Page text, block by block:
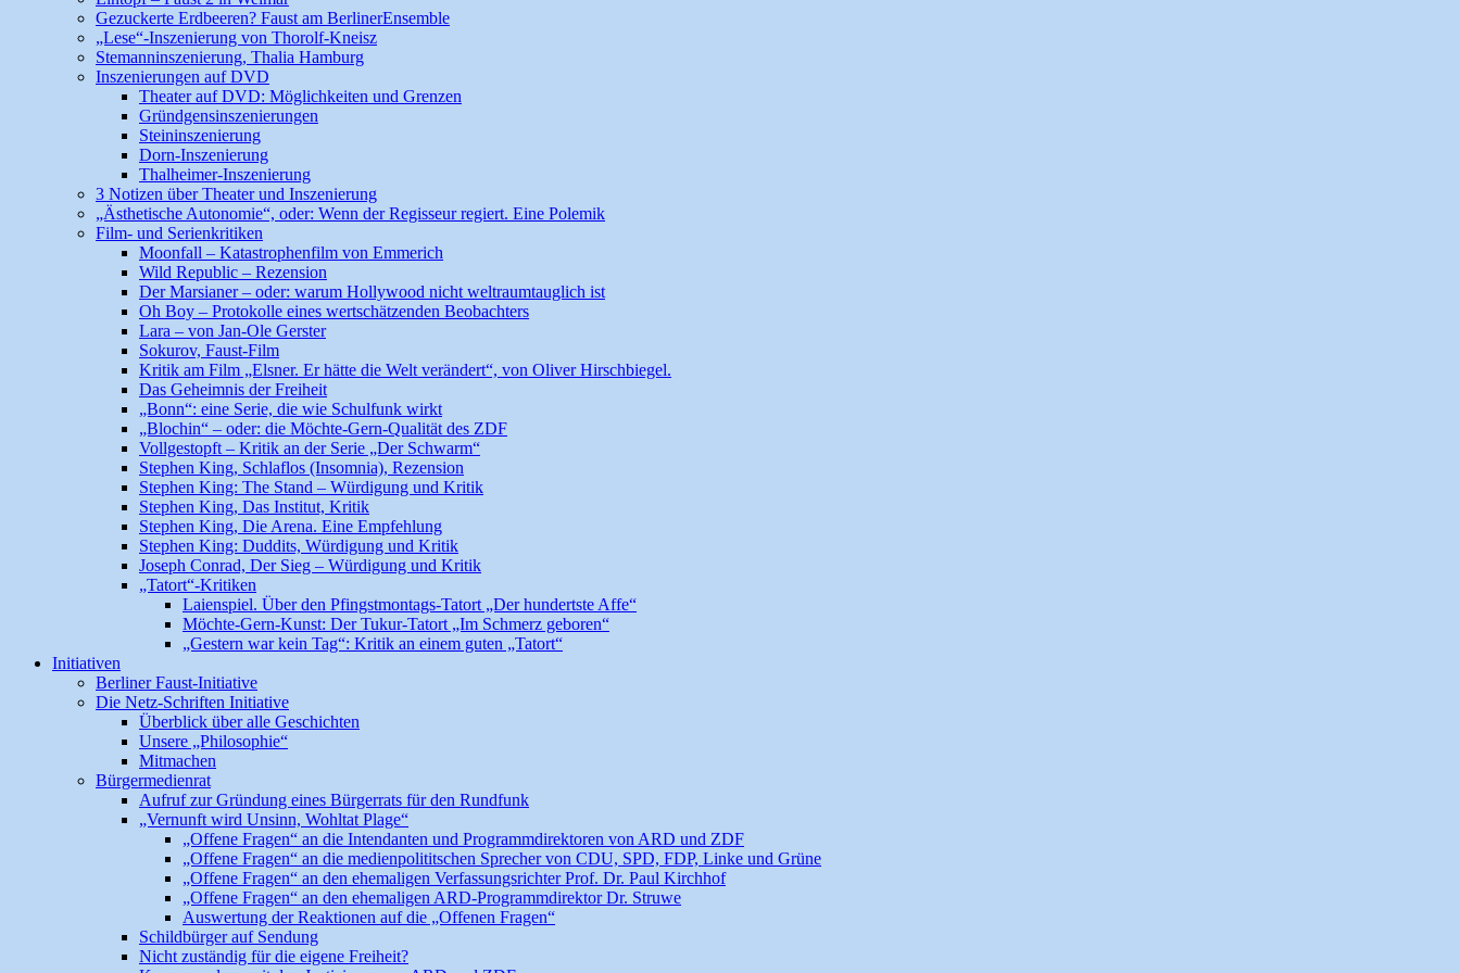
Gezuckerte Erdbeeren? Faust am BerlinerEnsemble
„Lese“-Inszenierung von Thorolf-Kneisz
Stemanninszenierung, Thalia Hamburg
Inszenierungen auf DVD
Theater auf DVD: Möglichkeiten und Grenzen
Gründgensinszenierungen
Steininszenierung
Dorn-Inszenierung
Thalheimer-Inszenierung
3 Notizen über Theater und Inszenierung
„Ästhetische Autonomie“, oder: Wenn der Regisseur regiert. Eine Polemik
Film- und Serienkritiken
Moonfall – Katastrophenfilm von Emmerich
Wild Republic – Rezension
Der Marsianer – oder: warum Hollywood nicht weltraumtauglich ist
Oh Boy – Protokolle eines wertschätzenden Beobachters
Lara – von Jan-Ole Gerster
Sokurov, Faust-Film
Kritik am Film „Elsner. Er hätte die Welt verändert“, von Oliver Hirschbiegel.
Das Geheimnis der Freiheit
„Bonn“: eine Serie, die wie Schulfunk wirkt
„Blochin“ – oder: die Möchte-Gern-Qualität des ZDF
Vollgestopft – Kritik an der Serie „Der Schwarm“
Stephen King, Schlaflos (Insomnia), Rezension
Stephen King: The Stand – Würdigung und Kritik
Stephen King, Das Institut, Kritik
Stephen King, Die Arena. Eine Empfehlung
Stephen King: Duddits, Würdigung und Kritik
Joseph Conrad, Der Sieg – Würdigung und Kritik
„Tatort“-Kritiken
Laienspiel. Über den Pfingstmontags-Tatort „Der hundertste Affe“
Möchte-Gern-Kunst: Der Tukur-Tatort „Im Schmerz geboren“
„Gestern war kein Tag“: Kritik an einem guten „Tatort“
Initiativen
Berliner Faust-Initiative
Die Netz-Schriften Initiative
Überblick über alle Geschichten
Unsere „Philosophie“
Mitmachen
Bürgermedienrat
Aufruf zur Gründung eines Bürgerrats für den Rundfunk
„Vernunft wird Unsinn, Wohltat Plage“
„Offene Fragen“ an die Intendanten und Programmdirektoren von ARD und ZDF
„Offene Fragen“ an die medienpolititschen Sprecher von CDU, SPD, FDP, Linke und Grüne
„Offene Fragen“ an den ehemaligen Verfassungsrichter Prof. Dr. Paul Kirchhof
„Offene Fragen“ an den ehemaligen ARD-Programmdirektor Dr. Struwe
Auswertung der Reaktionen auf die „Offenen Fragen“
Schildbürger auf Sendung
Nicht zuständig für die eigene Freiheit?